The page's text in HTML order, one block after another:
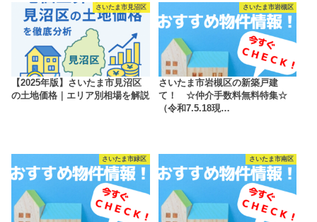
さいたま市見沼区
【2025年版】さいたま市見沼区
の土地価格｜エリア別相場を解説
さいたま市岩槻区
さいたま市岩槻区の新築戸建
て！ ☆仲介手数料無料特集☆
（令和7.5.18現…
さいたま市緑区 さいたま市南区